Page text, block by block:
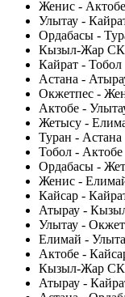
Женис - Актобе
Улытау -
Ордабасы -
Кызыл-Жар СК
Кайрат - Тобол
Астана -
Окжетпес -
Актобе -
Жетысу -
Туран - Астана
Тобол - Актобе
Ордабасы -
Женис -
Кайсар -
Атырау -
Улытау -
Елимай -
Актобе -
Кызыл-Жар СК
Атырау -